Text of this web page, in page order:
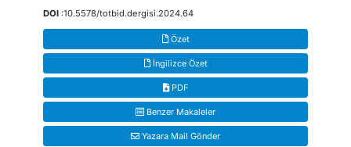
DOI :10.5578/totbid.dergisi.2024.64
Özet
İngilizce Özet
PDF
Benzer Makaleler
Yazara Mail Gönder